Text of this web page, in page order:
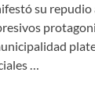
su repudio
…